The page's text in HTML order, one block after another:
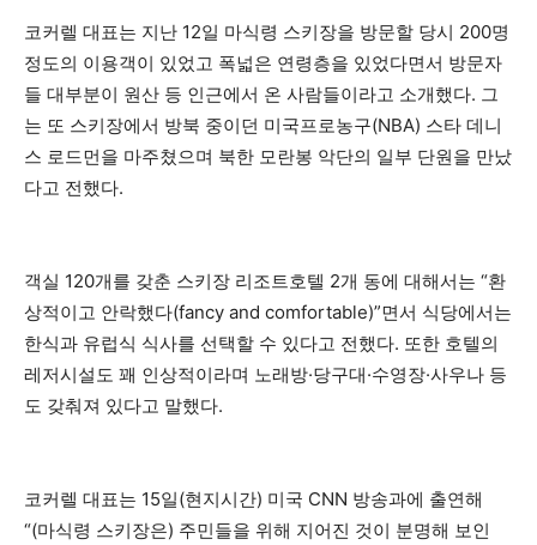
코커렐 대표는 지난 12일 마식령 스키장을 방문할 당시 200명
정도의 이용객이 있었고 폭넓은 연령층을 있었다면서 방문자
들 대부분이 원산 등 인근에서 온 사람들이라고 소개했다. 그
는 또 스키장에서 방북 중이던 미국프로농구(NBA) 스타 데니
스 로드먼을 마주쳤으며 북한 모란봉 악단의 일부 단원을 만났
다고 전했다.
객실 120개를 갖춘 스키장 리조트호텔 2개 동에 대해서는 “환
상적이고 안락했다(fancy and comfortable)”면서 식당에서는
한식과 유럽식 식사를 선택할 수 있다고 전했다. 또한 호텔의
레저시설도 꽤 인상적이라며 노래방·당구대·수영장·사우나 등
도 갖춰져 있다고 말했다.
코커렐 대표는 15일(현지시간) 미국 CNN 방송과에 출연해
“(마식령 스키장은) 주민들을 위해 지어진 것이 분명해 보인